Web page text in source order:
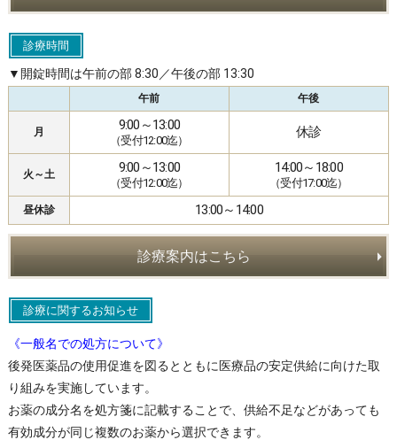
診療時間
▼開錠時間は午前の部 8:30／午後の部 13:30
午前 午後
月 9:00～13:00
（受付12:00迄）
休診
火～土 9:00～13:00
（受付12:00迄）
14:00～18:00
（受付17:00迄）
昼休診 13:00～14:00
診療案内はこちら
診療に関するお知らせ
《一般名での処方について》
後発医薬品の使用促進を図るとともに医療品の安定供給に向けた取
り組みを実施しています。
お薬の成分名を処方箋に記載することで、供給不足などがあっても
有効成分が同じ複数のお薬から選択できます。